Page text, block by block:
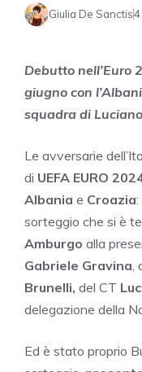
Giulia De Sanctis
Debutto nell’Euro
giugno con
squadra di
Le avversarie
di UEFA EURO
Albania e Croazia
sorteggio che si è
Amburgo alla
Gabriele Gravina
Brunelli, del CT
delegazione della
Ed è stato proprio